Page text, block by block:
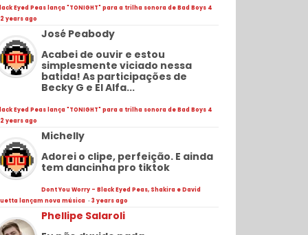
Eyed Peas lança "TONIGHT" para a trilha sonora de Bad Boys 4
2 years ago
José Peabody
Acabei de ouvir e estou
simplesmente viciado nessa
batida! As participações de
Becky G e El Alfa...
Eyed Peas lança "TONIGHT" para a trilha sonora de Bad Boys 4
2 years ago
Michelly
Adorei o clipe, perfeição. E ainda
tem dancinha pro tiktok
Dont You Worry - Black Eyed Peas, Shakira e David
lançam nova música · 3 years ago
Phellipe Salaroli